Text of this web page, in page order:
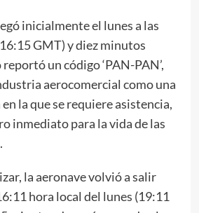
inicialmente el lunes a las
GMT) y diez minutos
un código ‘PAN-PAN’,
aerocomercial como una
la que se requiere asistencia,
inmediato para la vida de las
la aeronave volvió a salir
hora local del lunes (19:11